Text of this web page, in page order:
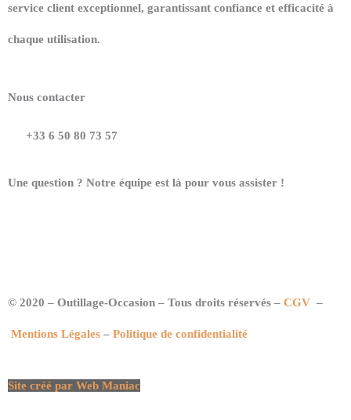
service client exceptionnel, garantissant confiance et efficacité à
chaque utilisation.
Nous contacter
+33 6 50 80 73 57
Une question ? Notre équipe est là pour vous assister !
© 2020 – Outillage-Occasion – Tous droits réservés – CGV –
Mentions Légales – Politique de confidentialité
Site créé par Web Maniac